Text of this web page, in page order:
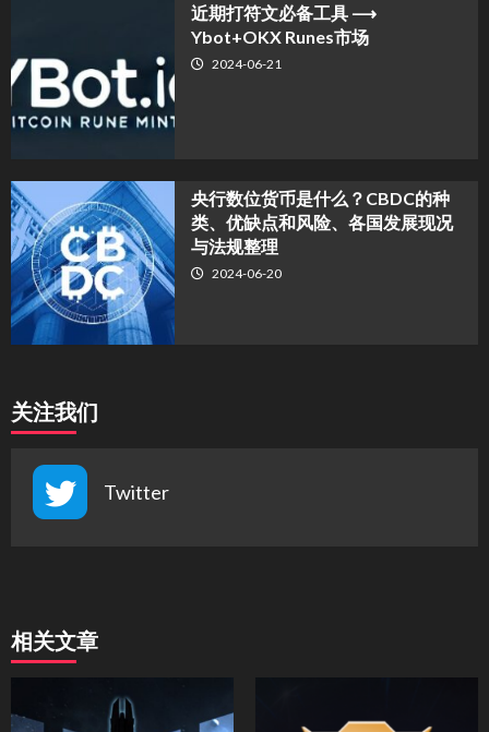
近期打符文必备工具 ⟶
Ybot+OKX Runes市场
2024-06-21
央行数位货币是什么？CBDC的种
类、优缺点和风险、各国发展现况
与法规整理
2024-06-20
关注我们
Twitter
相关文章